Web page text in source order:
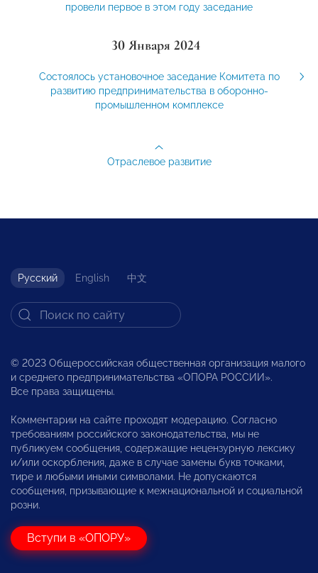
провели первое в этом году заседание
30 Января 2024
Состоялось установочное заседание Комитета по
развитию предпринимательства в оборонно-
промышленном комплексе
Отраслевое развитие
Русский English 中文
© 2023 Общероссийская общественная организация малого
и среднего предпринимательства «ОПОРА РОССИИ».
Все права защищены.
Комментарии на сайте проходят модерацию. Согласно
требованиям российского законодательства, мы не
публикуем сообщения, содержащие нецензурную лексику
и/или оскорбления, даже в случае замены букв точками,
тире и любыми иными символами. Не допускаются
сообщения, призывающие к межнациональной и социальной
розни.
Вступи в «ОПОРУ»